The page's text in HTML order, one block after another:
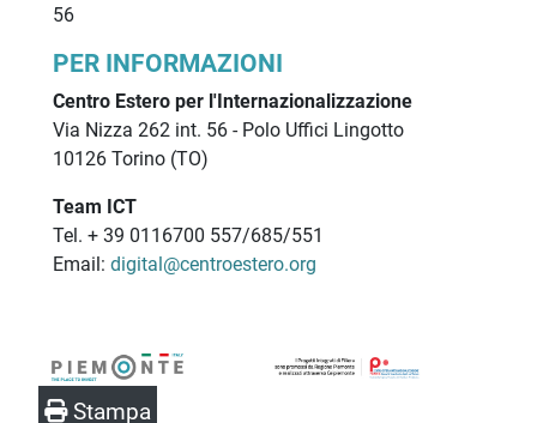
56
PER INFORMAZIONI
Centro Estero per l'Internazionalizzazione
Via Nizza 262 int. 56 - Polo Uffici Lingotto
10126 Torino (TO)
Team ICT
Tel. + 39 0116700 557/685/551
Email: digital@centroestero.org
Stampa